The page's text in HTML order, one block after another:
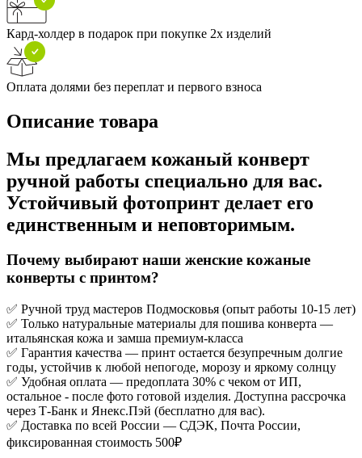
Кард-холдер в подарок при покупке 2х изделий
Оплата долями без переплат и первого взноса
Описание товара
Мы предлагаем кожаный конверт
ручной работы специально для вас.
Устойчивый фотопринт делает его
единственным и неповторимым.
Почему выбирают наши женские кожаные
конверты с принтом?
✅ Ручной труд мастеров Подмосковья (опыт работы 10-15 лет)
✅ Только натуральные материалы для пошива конверта —
итальянская кожа и замша премиум-класса
✅ Гарантия качества — принт остается безупречным долгие
годы, устойчив к любой непогоде, морозу и яркому солнцу
✅ Удобная оплата — предоплата 30% с чеком от ИП,
остальное - после фото готовой изделия. Доступна рассрочка
через Т-Банк и Янекс.Пэй (бесплатно для вас).
✅ Доставка по всей России — СДЭК, Почта России,
фиксированная стоимость 500₽